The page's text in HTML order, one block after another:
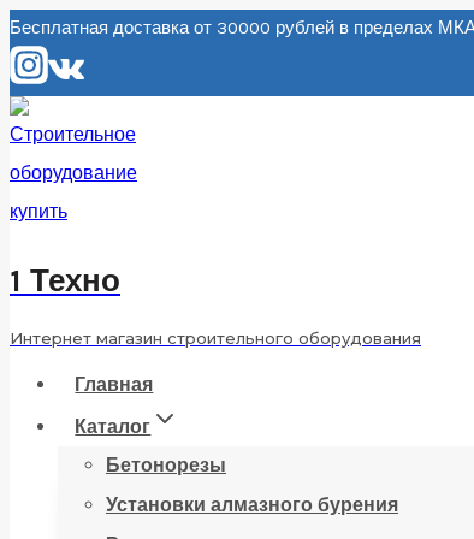
Перейти
к
содержанию
Бесплатная доставка от 30000 рублей в
1 Техно
Интернет магазин строительного оборудования
Главная
Каталог
Бетонорезы
Установки алмазного бурения